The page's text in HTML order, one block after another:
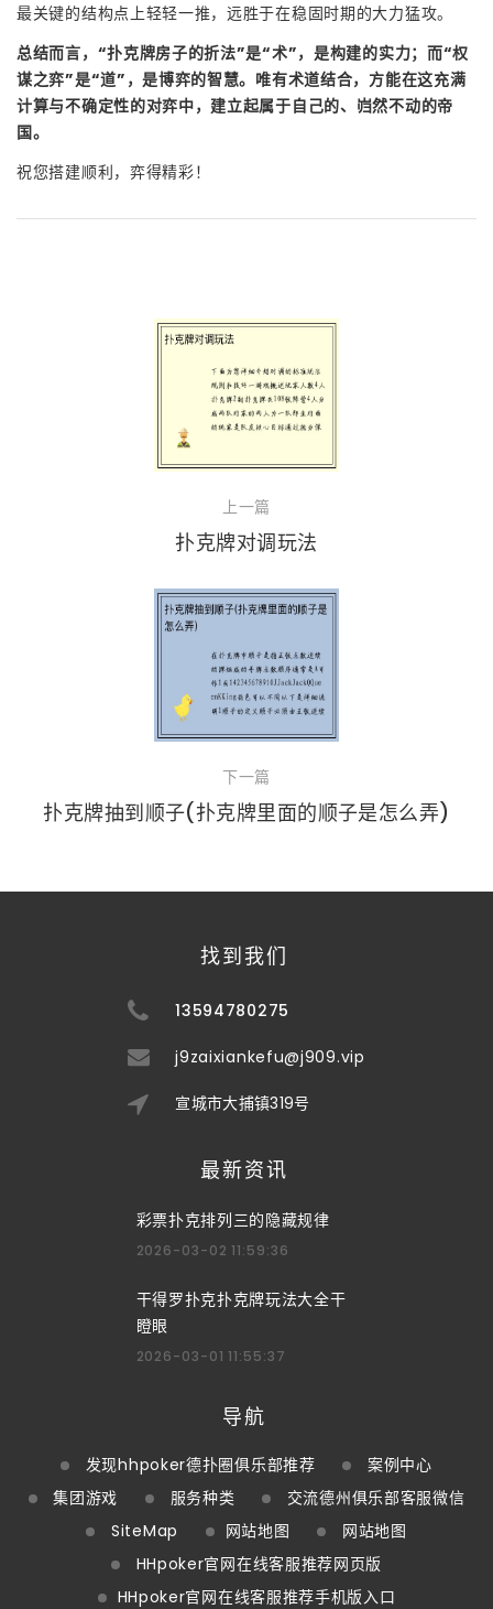
最关键的结构点上轻轻一推，远胜于在稳固时期的大力猛攻。
总结而言，“扑克牌房子的折法”是“术”，是构建的实力；而“权
谋之弈”是“道”，是博弈的智慧。唯有术道结合，方能在这充满
计算与不确定性的对弈中，建立起属于自己的、岿然不动的帝
国。
祝您搭建顺利，弈得精彩！
上一篇
扑克牌对调玩法
下一篇
扑克牌抽到顺子(扑克牌里面的顺子是怎么弄)
找到我们
13594780275
j9zaixiankefu@j909.vip
宣城市大捕镇319号
最新资讯
彩票扑克排列三的隐藏规律
2026-03-02 11:59:36
干得罗扑克扑克牌玩法大全干
瞪眼
2026-03-01 11:55:37
导航
发现hhpoker德扑圈俱乐部推荐
案例中心
集团游戏
服务种类
交流德州俱乐部客服微信
SiteMap
网站地图
网站地图
HHpoker官网在线客服推荐网页版
HHpoker官网在线客服推荐手机版入口